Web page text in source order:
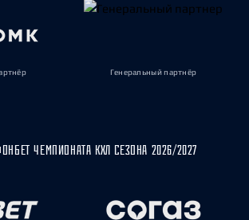
Генеральный партнёр
ЧЕМПИОНАТА КХЛ СЕЗОНА 2026/2027